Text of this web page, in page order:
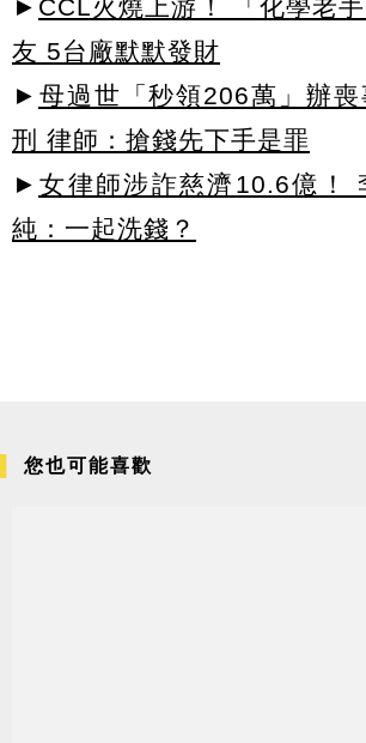
► CCL火燒上游！ 「化學老
友 5台廠默默發財
► 母過世「秒領206萬」辦喪
刑 律師：搶錢先下手是罪
► 女律師涉詐慈濟10.6億！
純：一起洗錢？
您也可能喜歡